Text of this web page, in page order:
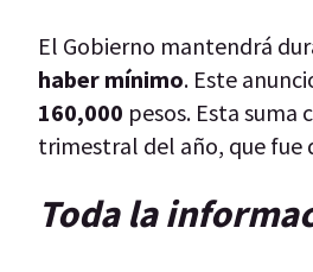
El Gobierno mantendrá
haber mínimo. Este
160,000 pesos. Esta suma
trimestral del año, que fue
Toda la